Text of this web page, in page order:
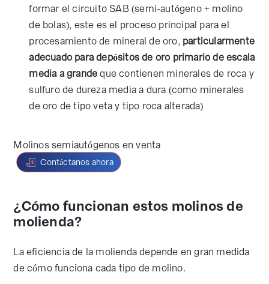
formar el circuito SAB (semi-autógeno + molino
de bolas), este es el proceso principal para el
procesamiento de mineral de oro, particularmente
adecuado para depósitos de oro primario de escala
media a grandeque contienen minerales de roca y
sulfuro de dureza media a dura (como minerales
de oro de tipo veta y tipo roca alterada)
Molinos semiautógenos en venta
Contáctanos ahora
¿Cómo funcionan estos molinos de
molienda?
La eficiencia de la molienda depende en gran medida
de cómo funciona cada tipo de molino.